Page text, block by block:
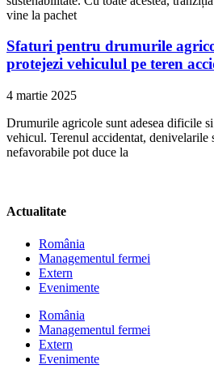
vine la pachet
Sfaturi pentru drumurile
protejezi vehiculul pe teren
4 martie 2025
Drumurile agricole sunt adesea dificile
vehicul. Terenul accidentat, denivelarile
nefavorabile pot duce la
Actualitate
România
Managementul fermei
Extern
Evenimente
România
Managementul fermei
Extern
Evenimente